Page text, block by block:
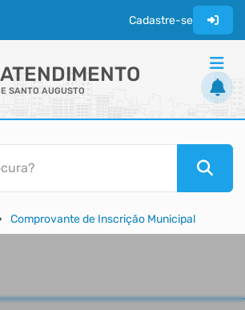
Cadastre-se
SANTO AUGUSTO
Comprovante de Inscrição Municipal